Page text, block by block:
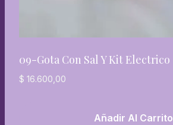
09-Gota Con Sal Y Kit Electrico
$ 16.600,00
Añadir Al Carrito